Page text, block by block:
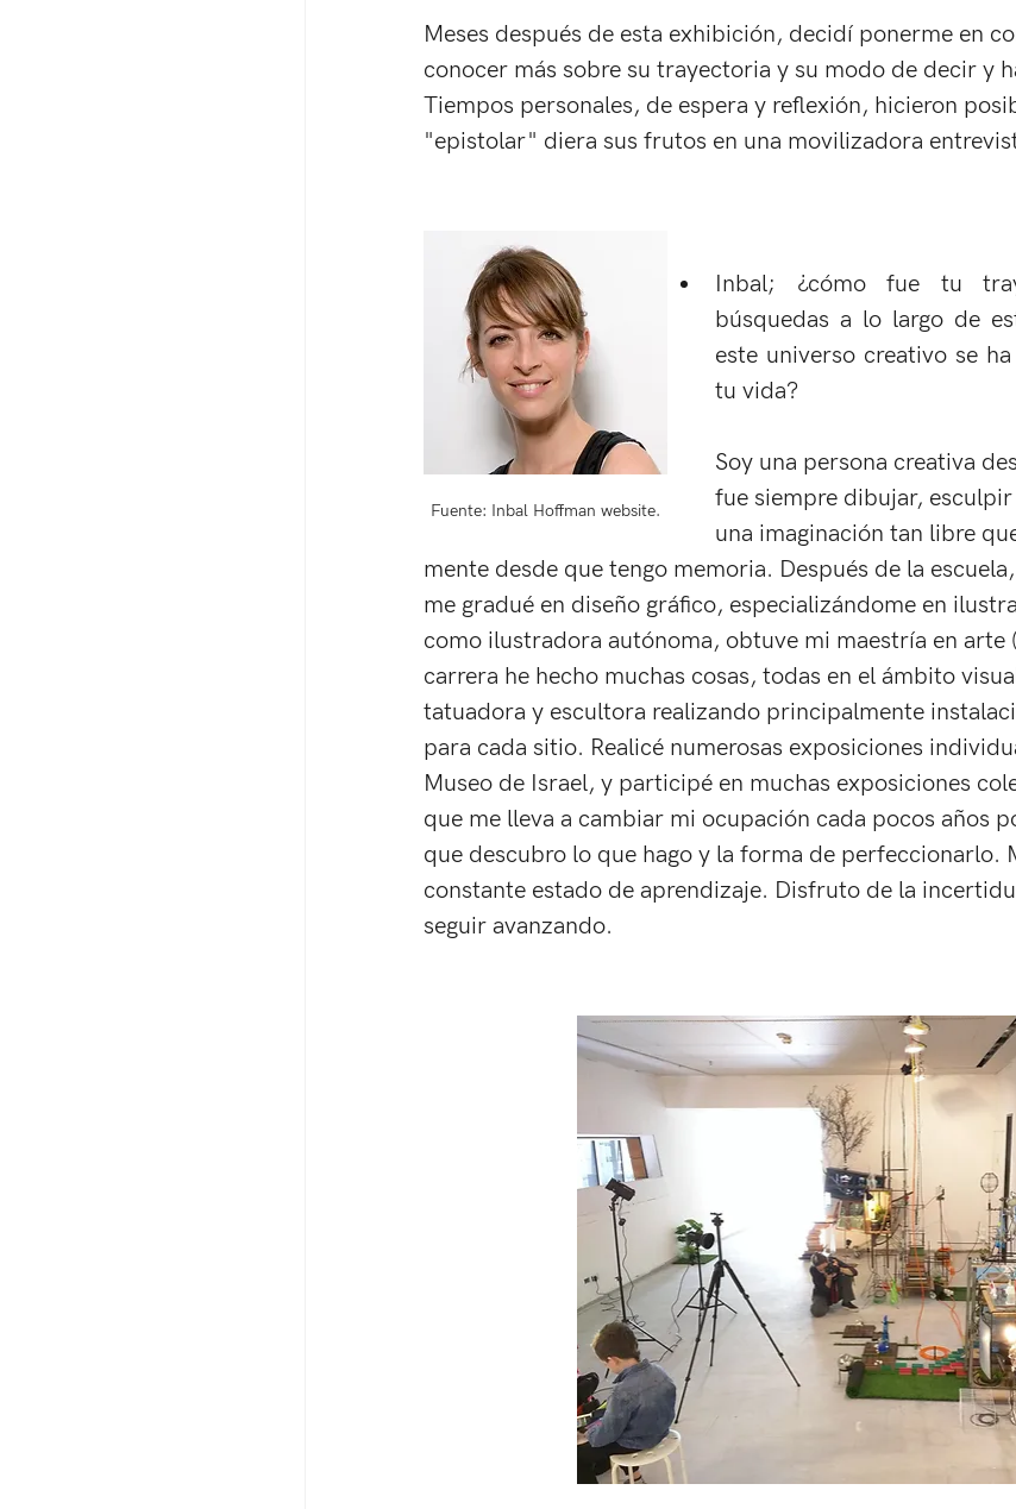
Meses después de esta exhibición, decidí ponerme en
conocer más sobre su trayectoria y su modo de decir y
Tiempos personales, de espera y reflexión, hicieron
"epistolar" diera sus frutos en una movilizadora
Fuente: Inbal Hoffman website.
Inbal; ¿cómo fue tu
búsquedas a lo largo de
este universo creativo se
tu vida?
Soy una persona creativa
fue siempre dibujar,
una imaginación tan libre
mente desde que tengo memoria. Después de la
me gradué en diseño gráfico, especializándome en
como ilustradora autónoma, obtuve mi maestría en arte
carrera he hecho muchas cosas, todas en el ámbito
tatuadora y escultora realizando principalmente
para cada sitio. Realicé numerosas exposiciones
Museo de Israel, y participé en muchas exposiciones
que me lleva a cambiar mi ocupación cada pocos años
que descubro lo que hago y la forma de perfeccionarlo.
constante estado de aprendizaje. Disfruto de la
seguir avanzando.